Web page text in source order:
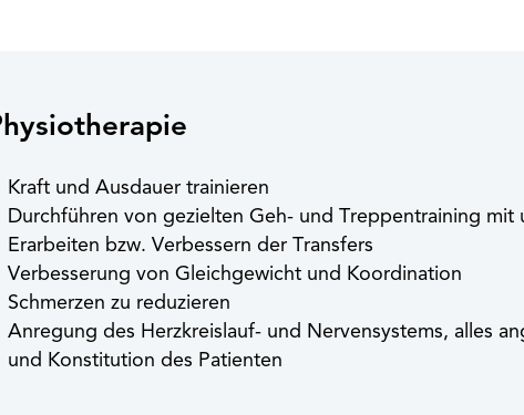
Kraft und Ausdauer trainieren
Durchführen von gezielten Geh- und Treppentraining mit
Erarbeiten bzw. Verbessern der Transfers
Verbesserung von Gleichgewicht und Koordination
Schmerzen zu reduzieren
Anregung des Herzkreislauf- und Nervensystems, alles
und Konstitution des Patienten